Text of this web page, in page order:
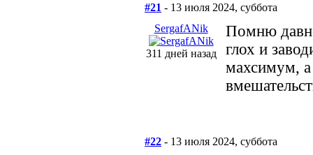
#21 - 13 июля 2024, суббота
SergafANik
311 дней назад
Помню
глох и
махсимум, а
#22 - 13 июля 2024, суббота